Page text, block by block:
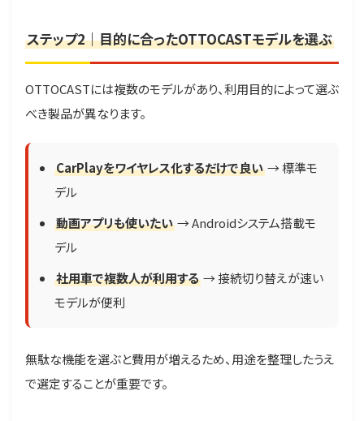
ステップ2｜目的に合ったOTTOCASTモデルを選ぶ
OTTOCASTには複数のモデルがあり、利用目的によって選ぶ
べき製品が異なります。
CarPlayをワイヤレス化するだけで良い → 標準モ
デル
動画アプリも使いたい → Androidシステム搭載モ
デル
社用車で複数人が利用する → 接続切り替えが速い
モデルが便利
無駄な機能を選ぶと費用が増えるため、用途を整理したうえ
で選定することが重要です。